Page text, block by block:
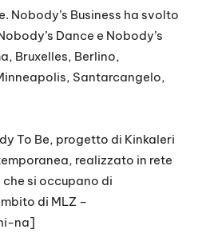
Nobody’s Business ha svolto
Dance e Nobody’s
Bruxelles, Berlino,
Santarcangelo,
To Be, progetto di Kinkaleri
realizzato in rete
si occupano di
di MLZ –
na]